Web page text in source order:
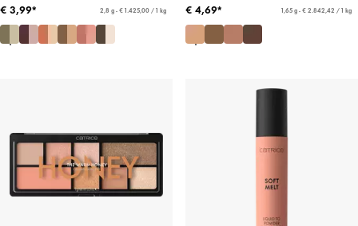
€ 3,99*
2,8 g - € 1.425,00 / 1 kg
€ 4,69*
1,65 g - € 2.842,42 / 1 kg